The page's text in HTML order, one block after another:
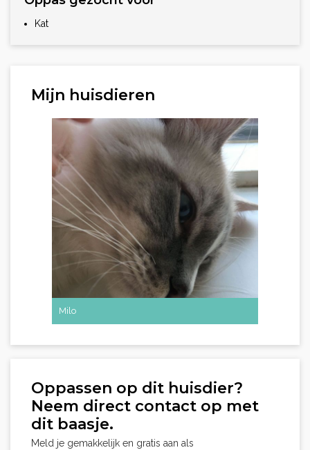
Kat
Mijn huisdieren
Milo
Oppassen op dit huisdier?
Neem direct contact op met
dit baasje.
Meld je gemakkelijk en gratis aan als